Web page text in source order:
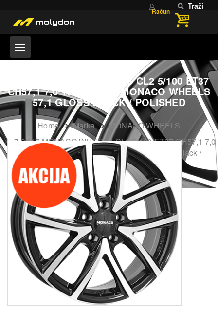
Račun
Traži
7,0X17 MONACO WHEELS CL2 5/100 ET37
CH57,1 7,0 17 37 5X100 MONACO WHEELS
57,1 GLOSS BLACK / POLISHED
Home Marka
MONACO WHEELS
7,0X17 MONACO WHEELS CL2 5/100 ET37 CH57,1 7,0
17 37 5X100 MONACO WHEELS 57,1 Gloss Black /
Polished